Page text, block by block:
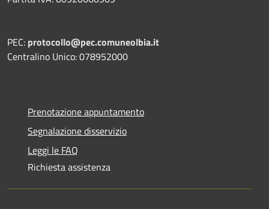
PEC: protocollo@pec.comuneolbia.it
Centralino Unico: 078952000
Prenotazione appuntamento
Segnalazione disservizio
Leggi le FAQ
Richiesta assistenza